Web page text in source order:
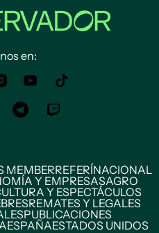
en:
MEMBERREFERÍNACIONAL
Y EMPRESASAGRO
Y ESPECTÁCULOS
REMATES Y LEGALES
PUBLICACIONES
ESPAÑAESTADOS UNIDOS